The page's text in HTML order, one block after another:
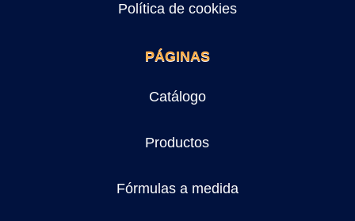
Política de cookies
PÁGINAS
Catálogo
Productos
Fórmulas a medida